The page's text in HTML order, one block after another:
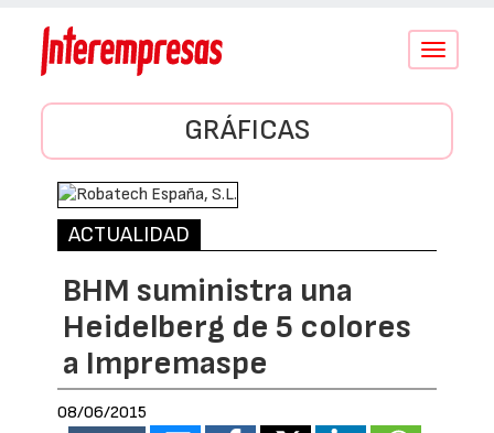
Conmutar
GRÁFICAS
ACTUALIDAD
BHM suministra una
Heidelberg de 5 colores
a Impremaspe
08/06/2015